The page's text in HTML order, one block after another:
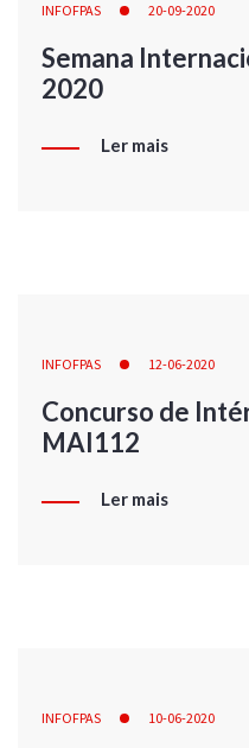
INFOFPAS 20-09-2020
Semana
2020
Ler mais
INFOFPAS 12-06-2020
Concurso de
MAI112
Ler mais
INFOFPAS 10-06-2020